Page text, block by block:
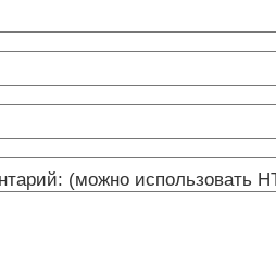
(можно использовать